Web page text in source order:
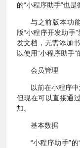
的“小程序助手”也
与之前版本功
版“小程序开发助手
发文档，无需添加
以使用“小程序助手”
会员管理
以前在小程序
但现在可以直接通
加。
基本数据
“小程序助手”